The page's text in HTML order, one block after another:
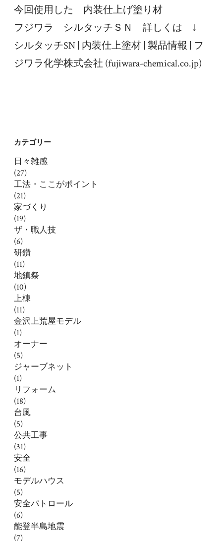
今回使用した　内装仕上げ塗り材
フジワラ　シルタッチＳＮ　詳しくは　↓
シルタッチSN | 内装仕上塗材 | 製品情報 | フ
ジワラ化学株式会社 (fujiwara-chemical.co.jp)
カテゴリー
日々雑感
(27)
工法・ここがポイント
(21)
家づくり
(19)
ザ・職人技
(6)
研鑽
(11)
地鎮祭
(10)
上棟
(11)
金沢上荒屋モデル
(1)
オーナー
(5)
ジャーブネット
(1)
リフォーム
(18)
台風
(5)
公共工事
(31)
安全
(16)
モデルハウス
(5)
安全パトロール
(6)
能登半島地震
(7)